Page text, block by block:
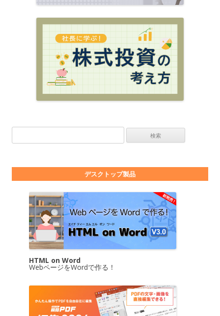
デスクトップ製品
HTML on Word
WebページをWordで作る！